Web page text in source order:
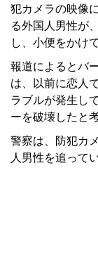
犯カメラの映像
る外国人男性が
し、小便をかけ
報道によるとバ
は、以前に恋人
ラブルが発生し
ーを破壊したと
警察は、防犯カ
人男性を追って